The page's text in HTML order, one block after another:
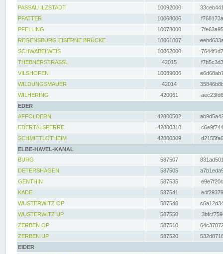
PASSAU ILZSTADT
10092000
PFATTER
10068006
PFELLING
10078000
REGENSBURG EISERNE BRÜCKE
10061007
SCHWABELWEIS
10062000
THEBNERSTRASSL
42015
VILSHOFEN
10089006
WILDUNGSMAUER
42014
WILHERING
420061
EDER
AFFOLDERN
42800502
EDERTALSPERRE
42800310
SCHMITTLOTHEIM
42800309
ELBE-HAVEL-KANAL
BURG
587507
DETERSHAGEN
587505
GENTHIN
587535
KADE
587541
WUSTERWITZ OP
587540
WUSTERWITZ UP
587550
ZERBEN OP
587510
ZERBEN UP
587520
EIDER